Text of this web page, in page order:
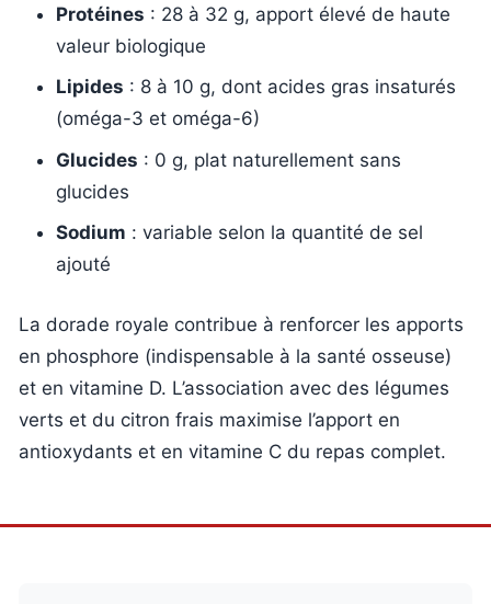
Protéines : 28 à 32 g, apport élevé de haute
valeur biologique
Lipides : 8 à 10 g, dont acides gras insaturés
(oméga-3 et oméga-6)
Glucides : 0 g, plat naturellement sans
glucides
Sodium : variable selon la quantité de sel
ajouté
La dorade royale contribue à renforcer les apports
en phosphore (indispensable à la santé osseuse)
et en vitamine D. L’association avec des légumes
verts et du citron frais maximise l’apport en
antioxydants et en vitamine C du repas complet.